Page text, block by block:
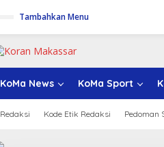
Tambahkan Menu
KoMa News KoMa Sport
Redaksi Kode Etik Redaksi Pedoman